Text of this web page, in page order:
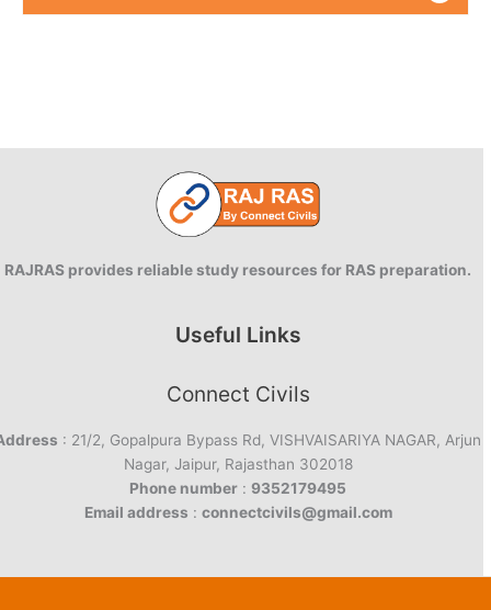
RAJRAS provides reliable study resources for RAS preparation.
Useful Links
Connect Civils
: 21/2, Gopalpura Bypass Rd, VISHVAISARIYA NAGAR, Arjun
Nagar, Jaipur, Rajasthan 302018
Phone number : 9352179495
Email address : connectcivils@gmail.com